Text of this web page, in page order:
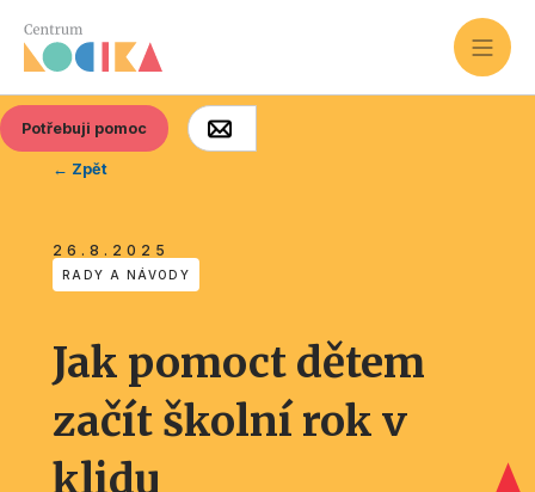
Potřebuji pomoc
← Zpět
26.8.2025
RADY A NÁVODY
Jak pomoct dětem
začít školní rok v
klidu